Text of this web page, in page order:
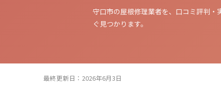
守口市の屋根修理業者を、口コミ評判
ぐ見つかります。
最終更新日：2026年6月3日